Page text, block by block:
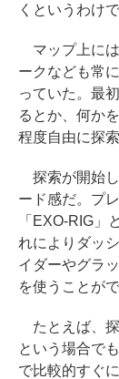
くというわけ
マップ上には
ークなども常
っていた。最
るとか、何か
程度自由に探
探索が開始
ード感だ。プ
「EXO-RIG」
れによりダッ
イダーやグラ
を使うことがで
たとえば、探
という場合で
で比較的すぐ